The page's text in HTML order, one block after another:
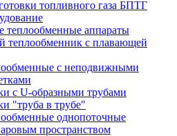
топливного газа БПТГ
теплообменные аппараты
теплообменник с плавающей
с неподвижными
с U-образными трубами
"труба в трубе"
однопоточные
пространством